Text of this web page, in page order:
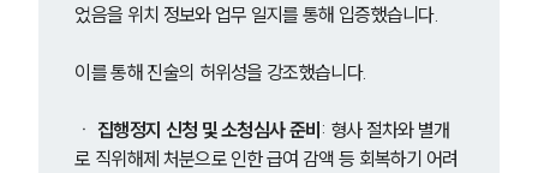
었음을 위치 정보와 업무 일지를 통해 입증했습니다.
이를 통해 진술의 허위성을 강조했습니다.
ㆍ 집행정지 신청 및 소청심사 준비 : 형사 절차와 별개
로 직위해제 처분으로 인한 급여 감액 등 회복하기 어려